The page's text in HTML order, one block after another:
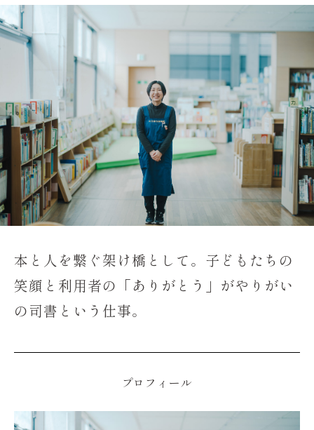
本と人を繋ぐ架け橋として。子どもたちの
笑顔と利用者の「ありがとう」がやりがい
の司書という仕事。
プロフィール